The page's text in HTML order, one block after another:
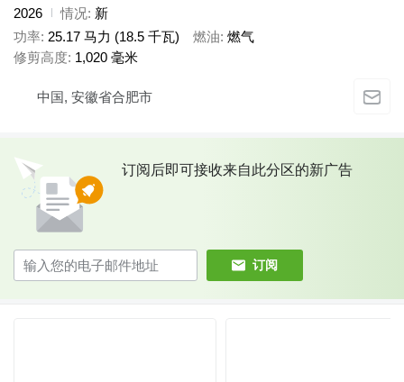
2026
情况 新
功率 25.17 马力 (18.5 千瓦) 燃油 燃气
修剪高度 1,020 毫米
中国, 安徽省合肥市
订阅后即可接收来自此分区的新广告
订阅